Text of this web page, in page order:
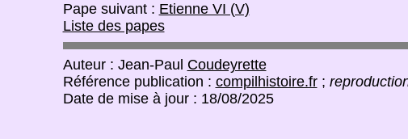
Pape suivant : Etienne VI (V)
Liste des papes
Auteur : Jean-Paul Coudeyrette
Référence publication : compilhistoire.fr;
Date de mise à jour : 18/08/2025